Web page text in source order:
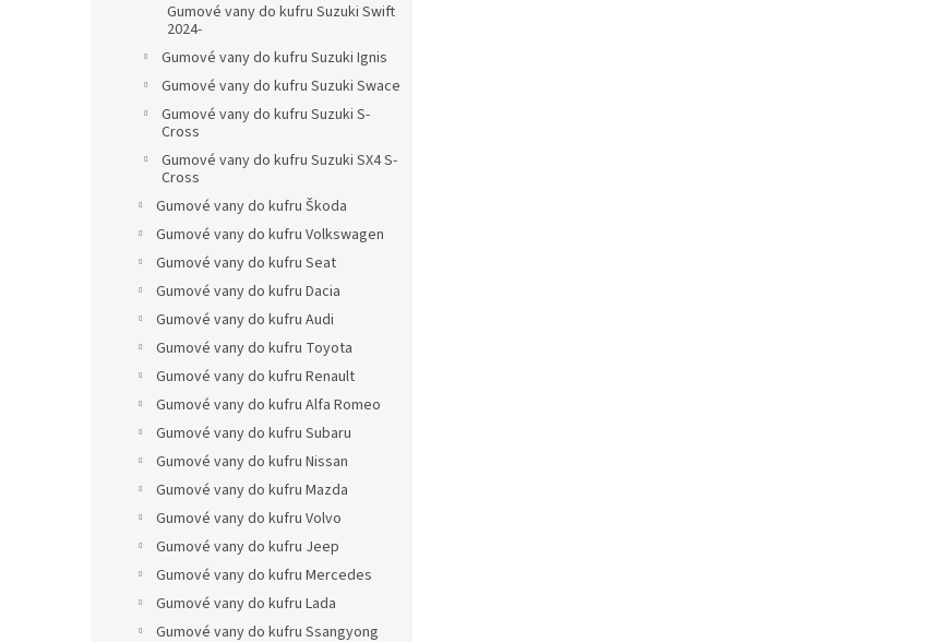
Gumové vany do kufru Suzuki Swift
2024-
Gumové vany do kufru Suzuki Ignis
Gumové vany do kufru Suzuki Swace
Gumové vany do kufru Suzuki S-
Cross
Gumové vany do kufru Suzuki SX4 S-
Cross
Gumové vany do kufru Škoda
Gumové vany do kufru Volkswagen
Gumové vany do kufru Seat
Gumové vany do kufru Dacia
Gumové vany do kufru Audi
Gumové vany do kufru Toyota
Gumové vany do kufru Renault
Gumové vany do kufru Alfa Romeo
Gumové vany do kufru Subaru
Gumové vany do kufru Nissan
Gumové vany do kufru Mazda
Gumové vany do kufru Volvo
Gumové vany do kufru Jeep
Gumové vany do kufru Mercedes
Gumové vany do kufru Lada
Gumové vany do kufru Ssangyong